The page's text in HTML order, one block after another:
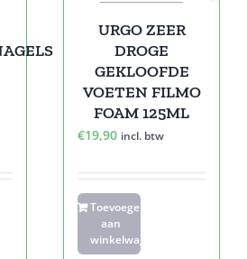
URGO ZEER
DROGE
GEKLOOFDE
VOETEN FILMO
FOAM 125ML
€19,90 incl. btw
Toevoegen
aan
winkelwagen